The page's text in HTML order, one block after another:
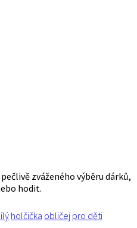
zváženého výběru dárků,
hodit.
holčička obličej pro děti